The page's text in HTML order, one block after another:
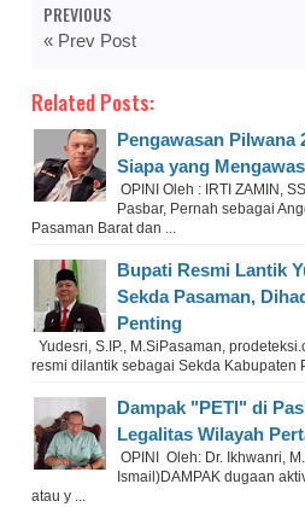
PREVIOUS
« Prev Post
Related Posts:
Pengawasan Pilwana
Siapa yang
OPINI Oleh : IRTI ZAMIN,
Pasbar, Pernah sebagai
Pasaman Barat dan ...
Bupati Resmi Lantik
Sekda Pasaman,
Penting
Yudesri, S.IP., M.SiPasaman,
resmi dilantik sebagai Sekda Kabupaten
Dampak "PETI" di
Legalitas Wilayah
OPINI Oleh: Dr. Ikhwanri,
Ismail)DAMPAK dugaan
atau y ...